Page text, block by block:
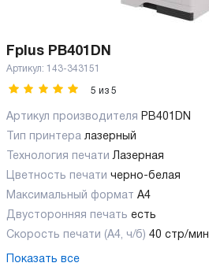
Fplus PB401DN
Артикул: 143-343151
5 из 5
Артикул производителя PB401DN
Тип принтера лазерный
Технология печати Лазерная
Цветность печати черно-белая
Максимальный формат А4
Двусторонняя печать есть
Скорость печати (А4, ч/б) 40 стр/мин
Показать все